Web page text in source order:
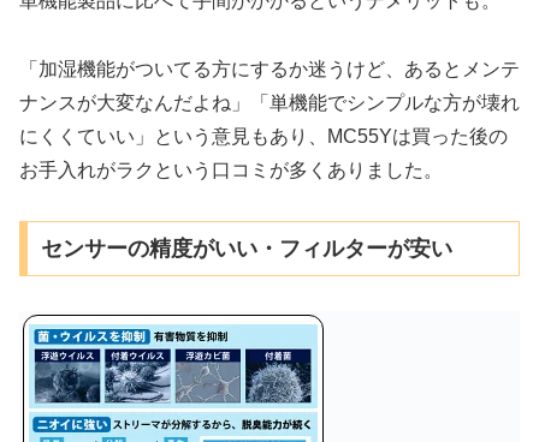
「加湿機能がついてる方にするか迷うけど、あるとメンテ
ナンスが大変なんだよね」「単機能でシンプルな方が壊れ
にくくていい」という意見もあり、MC55Yは買った後の
お手入れがラクという口コミが多くありました。
センサーの精度がいい・フィルターが安い